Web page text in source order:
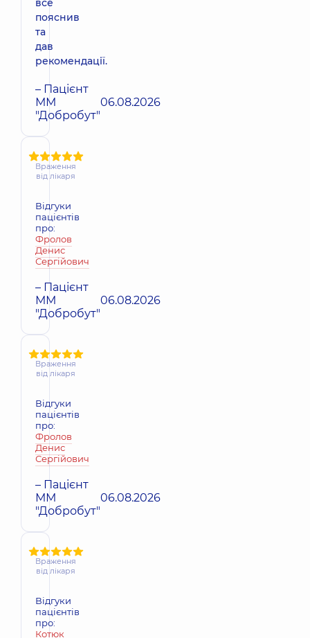
все
пояснив
та
дав
рекомендації.
– Пацієнт
ММ
"Добробут"
06.08.2026
Враження
від лікаря
Відгуки
пацієнтів
про:
Фролов
Денис
Сергійович
– Пацієнт
ММ
"Добробут"
06.08.2026
Враження
від лікаря
Відгуки
пацієнтів
про:
Фролов
Денис
Сергійович
– Пацієнт
ММ
"Добробут"
06.08.2026
Враження
від лікаря
Відгуки
пацієнтів
про:
Котюк